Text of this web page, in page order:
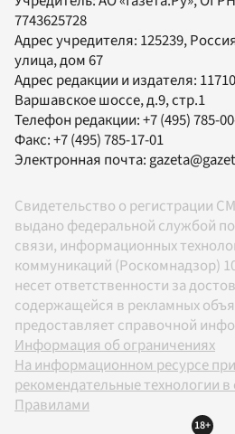
7743625728
Адрес учредителя: 125239,
улица, дом 67
Адрес редакции и издателя:
Варшавское шоссе, д.9, стр.1
Телефон редакции:+7 (495) 785-
Факс:+7 (495) 785-17-01
Электронная почта:
Свидетельство о регистрации
выдано федеральной службой
связи, информационных
коммуникаций (Роскомнадзор)
несет ответственности за
содержащейся в рекламных
предоставляет справочной
Информация об ограничениях
На информационном ресурсе
рекомендательные технологии в
Правилами
18+